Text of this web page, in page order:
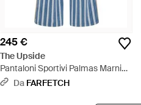
245 €
The Upside
Pantaloni Sportivi Palmas Marnie
A Righe - Blu
Da FARFETCH